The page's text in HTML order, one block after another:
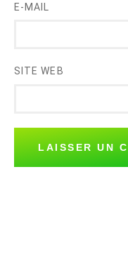
E-MAIL
SITE WEB